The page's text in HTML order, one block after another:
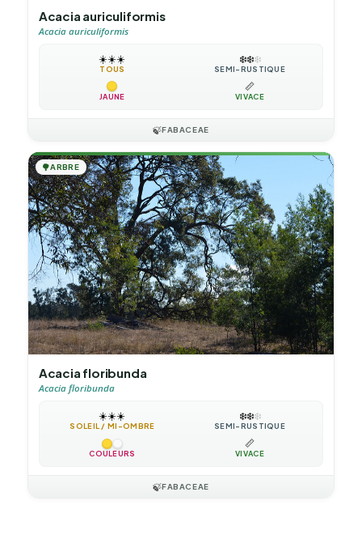
Acacia auriculiformis
Acacia auriculiformis
☀️☀️☀️
TOUS
❄️❄️❄️
SEMI-RUSTIQUE
JAUNE
📏
VIVACE
🍃FABACEAE
🌳ARBRE
Acacia floribunda
Acacia floribunda
☀️☀️☀️
SOLEIL / MI-OMBRE
❄️❄️❄️
SEMI-RUSTIQUE
COULEURS
📏
VIVACE
🍃FABACEAE